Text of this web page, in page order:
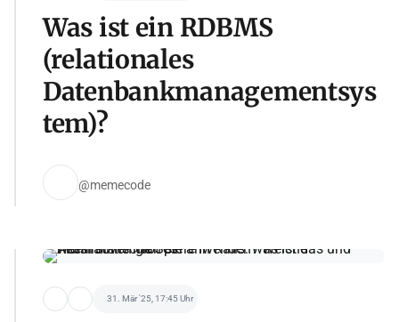
Was ist ein RDBMS
(relationales
Datenbankmanagementsys
tem)?
@memecode
31. Mär '25, 17:45 Uhr